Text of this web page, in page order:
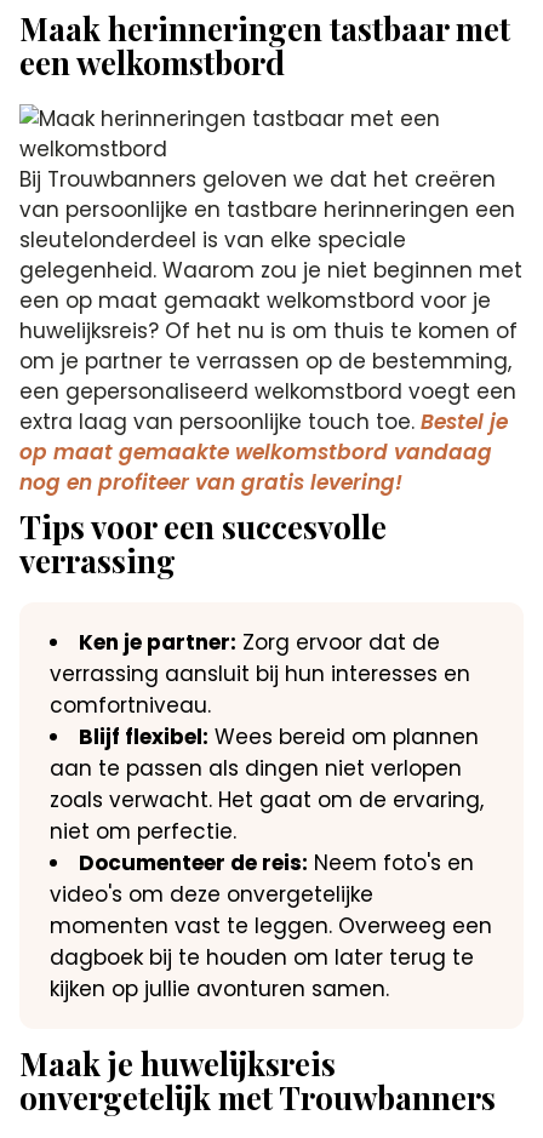
Maak herinneringen tastbaar met
een welkomstbord
Bij Trouwbanners geloven we dat het creëren
van persoonlijke en tastbare herinneringen een
sleutelonderdeel is van elke speciale
gelegenheid. Waarom zou je niet beginnen met
een op maat gemaakt welkomstbord voor je
huwelijksreis? Of het nu is om thuis te komen of
om je partner te verrassen op de bestemming,
een gepersonaliseerd welkomstbord voegt een
extra laag van persoonlijke touch toe.Bestel je
op maat gemaakte welkomstbord vandaag
nog en profiteer van gratis levering!
Tips voor een succesvolle
verrassing
Ken je partner: Zorg ervoor dat de
verrassing aansluit bij hun interesses en
comfortniveau.
Blijf flexibel: Wees bereid om plannen
aan te passen als dingen niet verlopen
zoals verwacht. Het gaat om de ervaring,
niet om perfectie.
Documenteer de reis: Neem foto's en
video's om deze onvergetelijke
momenten vast te leggen. Overweeg een
dagboek bij te houden om later terug te
kijken op jullie avonturen samen.
Maak je huwelijksreis
onvergetelijk met Trouwbanners